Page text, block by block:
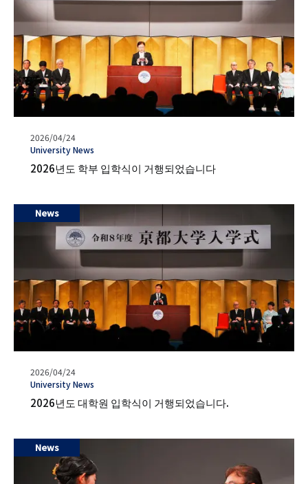
발
행
일
2026/04/24
タ
グ
University News
2026년도 학부 입학식이 거행되었습니다
News
발
행
일
2026/04/24
タ
グ
University News
2026년도 대학원 입학식이 거행되었습니다.
News